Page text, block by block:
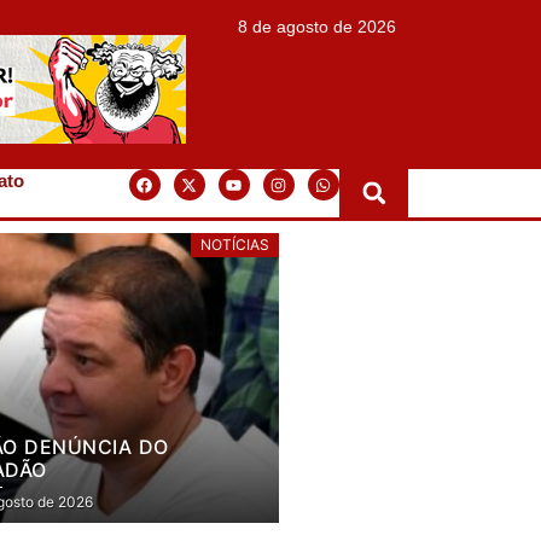
8 de agosto de 2026
NOTÍCIAS
DENÚNCIA DO
de 2026